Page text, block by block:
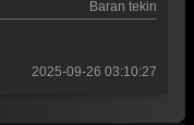
Baran tekin
2025-09-26 03:10:27